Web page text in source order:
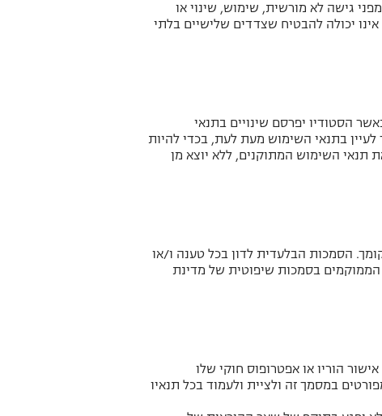
גישה לא מורשית, שימוש, שינוי או
יכולה להבטיח שצדדים שלישיים בלתי
הסטודיו יפרסם שינויים בתנאי
בתנאי השימוש מעת לעת, בכדי להיות
תנאי השימוש המתוקנים, ללא יוצא מן
הסמכות הבלעדית לדון בכל טענה ו/או
בסמכות שיפוטית של מדינת
בין הסטודיו לבין הגולש, על כן, הגולש מאשר שהינו מעל גיל 18 או שניתן אישור הוריו או אפטרופוס חוקי שלו
במסמך זה ולציית ולעמוד בכל תנאיו